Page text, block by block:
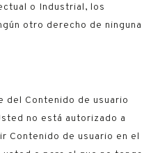
o Industrial, los
otro derecho de ninguna
del Contenido de usuario
no está autorizado a
Contenido de usuario en el